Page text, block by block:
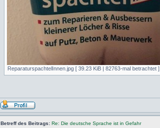
ReparaturspachtelInnen.jpg [ 39.23 KiB | 82763-mal betrachtet ]
Betreff des Beitrags: Re: Die deutsche Sprache ist in Gefahr